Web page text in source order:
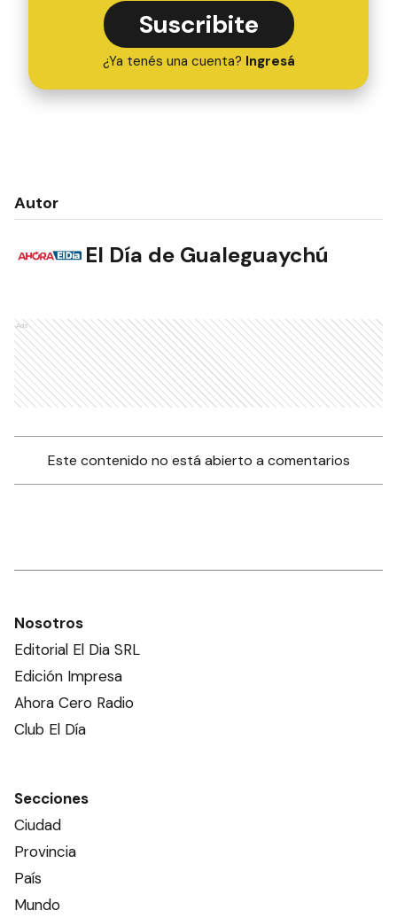
Suscribite
¿Ya tenés una cuenta? Ingresá
Autor
El Día de Gualeguaychú
Ads
Este contenido no está abierto a comentarios
Nosotros
Editorial El Dia SRL
Edición Impresa
Ahora Cero Radio
Club El Día
Secciones
Ciudad
Provincia
País
Mundo